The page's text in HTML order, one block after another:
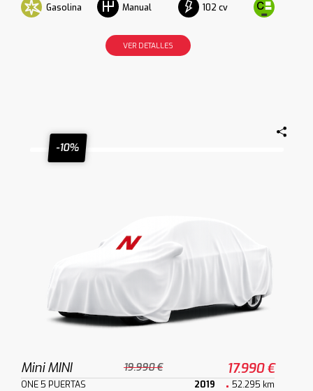
Gasolina Manual 102 cv
VER DETALLES
-10%
Mini MINI 19.990 € 17.990 €
ONE 5 PUERTAS 2019 52.295 km